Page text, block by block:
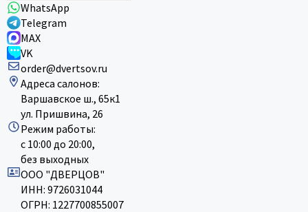
WhatsApp
Telegram
MAX
VK
order@dvertsov.ru
Адреса салонов:
Варшавское ш., 65к1
ул. Пришвина, 26
Режим работы:
с 10:00 до 20:00,
без выходных
ООО "ДВЕРЦОВ"
ИНН: 9726031044
ОГРН: 1227700855007